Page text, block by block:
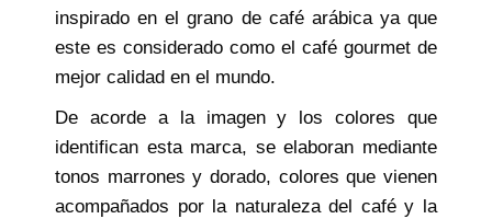
inspirado en el grano de café arábica ya que
este es considerado como el café gourmet de
mejor calidad en el mundo.
De acorde a la imagen y los colores que
identifican esta marca, se elaboran mediante
tonos marrones y dorado, colores que vienen
acompañados por la naturaleza del café y la